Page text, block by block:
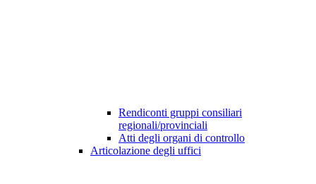
Rendiconti gruppi consiliari
regionali/provinciali
Atti degli organi di controllo
Articolazione degli uffici